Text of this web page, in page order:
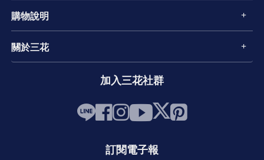
購物說明
關於三花
加入三花社群
訂閱電子報